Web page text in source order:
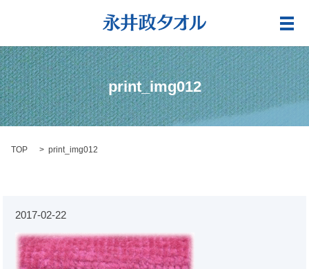
メ
print_img012
TOP print_img012
2017-02-22